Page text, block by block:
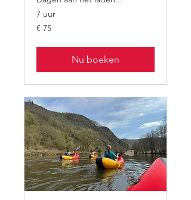
7 uur
75
euro
€ 75
Nu boeken